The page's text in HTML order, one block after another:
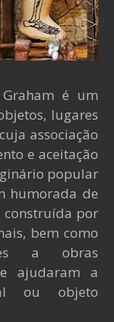
é um
lugares
associação
e aceitação
popular
humorada de
construída por
bem como
a obras
ajudaram a
ou objeto